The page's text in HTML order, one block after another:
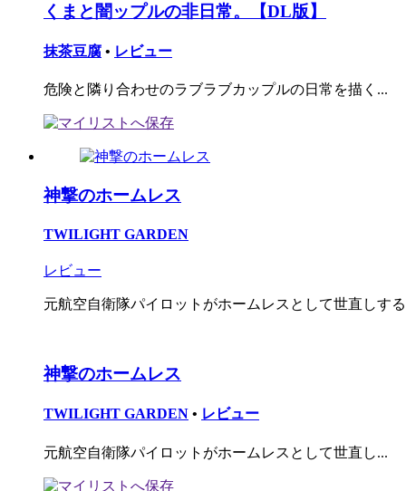
くまと闇ップルの非日常。【DL版】
抹茶豆腐 • レビュー
危険と隣り合わせのラブラブカップルの日常を描く...
神撃のホームレス
TWILIGHT GARDEN
レビュー
元航空自衛隊パイロットがホームレスとして世直しす
神撃のホームレス
TWILIGHT GARDEN • レビュー
元航空自衛隊パイロットがホームレスとして世直し...